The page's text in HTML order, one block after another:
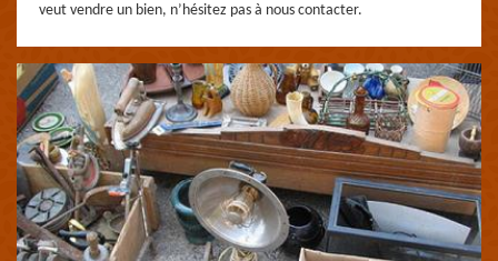
veut vendre un bien, n’hésitez pas à nous contacter.